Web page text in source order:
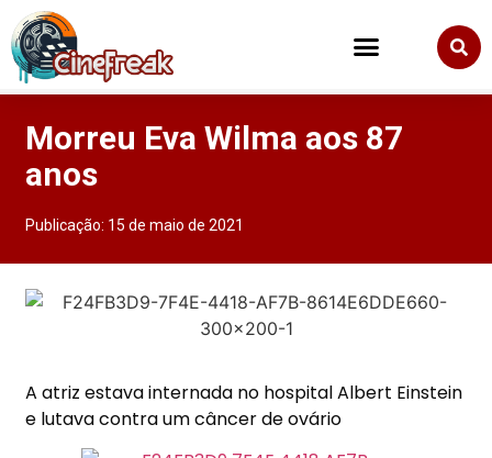
Morreu Eva Wilma aos 87
anos
Publicação: 15 de maio de 2021
A atriz estava internada no hospital Albert Einstein
e lutava contra um câncer de ovário